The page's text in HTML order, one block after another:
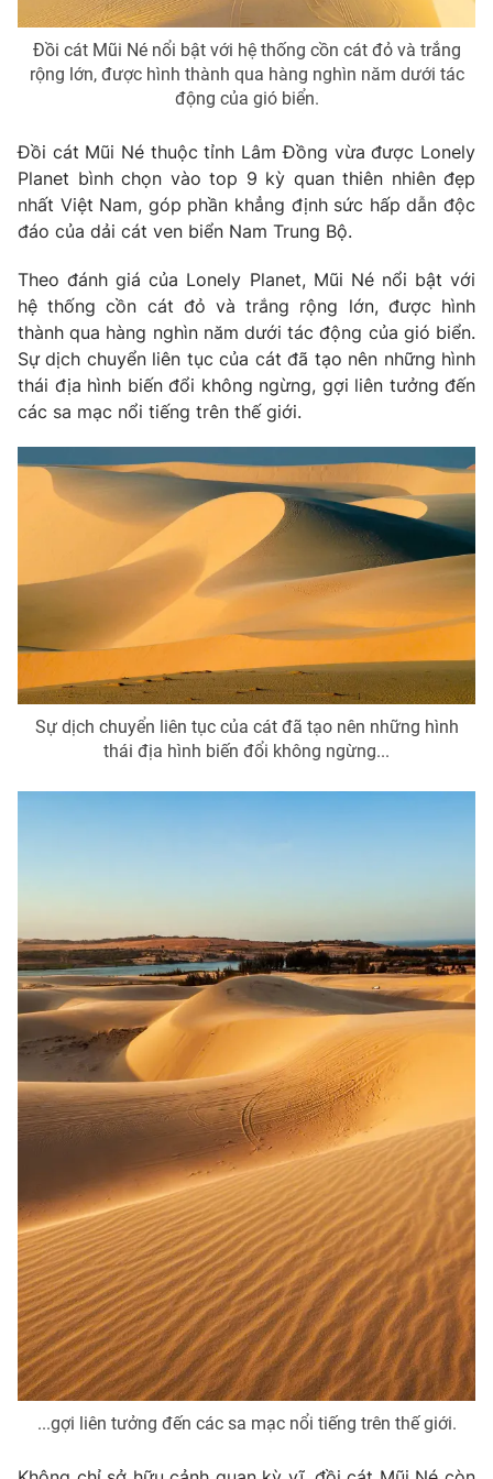
Photo Infographic
Shorts video
VTV Money VTV Thể thao
VTV Sức khoẻ Bất động sản
Thị trường 24h Tấm lòng Việt
VTV4 Vươn mình bằng AI
VTV9 VTV8
Liên hệ tòa soạn English
Theo dõi báo trên
Nguyễn Trọng Ninh
Tổng đài VTV:024.38 355 931 - 024.38 355 932
Ðiện thoại Thời báo VTV:024.66 897 897
Email:toasoan@vtv.vn
Liên hệ quảng cáo:
024-7300.7108
® Cấm sao chép dưới mọi hình thức nếu không có sự chấp
thuận bằng văn bản. Ghi rõ nguồn VTV.vn khi phát hành lại
thông tin từ website này.
Đồi cát Mũi Né nổi bật với hệ thống cồn cát đỏ và trắng
rộng lớn, được hình thành qua hàng nghìn năm dưới tác
động của gió biển.
Đồi cát Mũi Né thuộc tỉnh Lâm Đồng vừa được Lonely
Planet bình chọn vào top 9 kỳ quan thiên nhiên đẹp
nhất Việt Nam, góp phần khẳng định sức hấp dẫn độc
đáo của dải cát ven biển Nam Trung Bộ.
Theo đánh giá của Lonely Planet, Mũi Né nổi bật với
hệ thống cồn cát đỏ và trắng rộng lớn, được hình
thành qua hàng nghìn năm dưới tác động của gió biển.
Sự dịch chuyển liên tục của cát đã tạo nên những hình
thái địa hình biến đổi không ngừng, gợi liên tưởng đến
các sa mạc nổi tiếng trên thế giới.
Sự dịch chuyển liên tục của cát đã tạo nên những hình
thái địa hình biến đổi không ngừng...
...gợi liên tưởng đến các sa mạc nổi tiếng trên thế giới.